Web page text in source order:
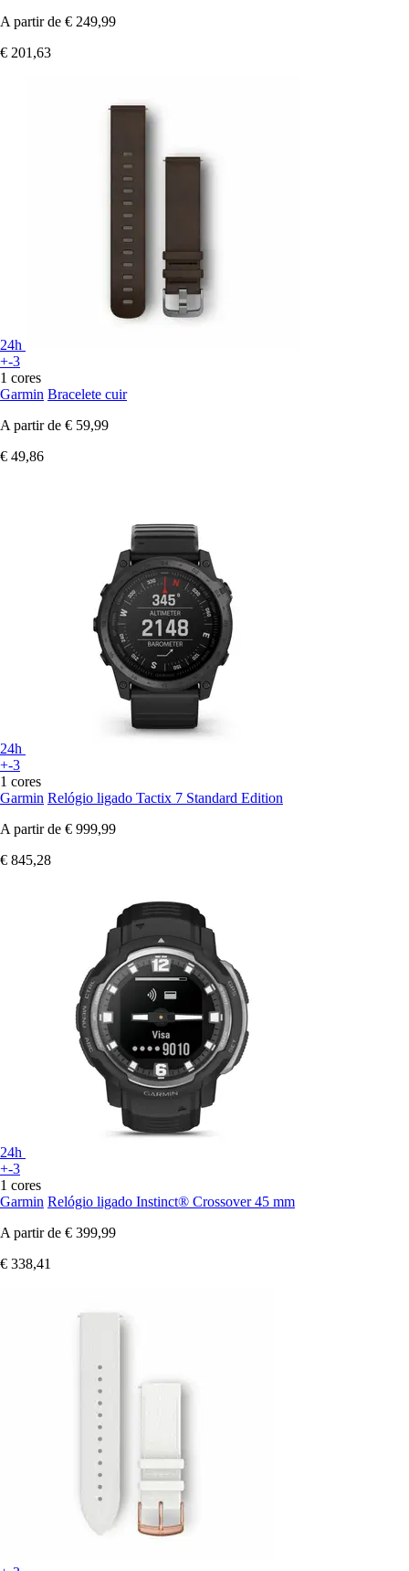
A partir de € 249,99
€ 201,63
24h
+-3
1 cores
Garmin Bracelete cuir
A partir de € 59,99
€ 49,86
24h
+-3
1 cores
Garmin Relógio ligado Tactix 7 Standard Edition
A partir de € 999,99
€ 845,28
24h
+-3
1 cores
Garmin Relógio ligado Instinct® Crossover 45 mm
A partir de € 399,99
€ 338,41